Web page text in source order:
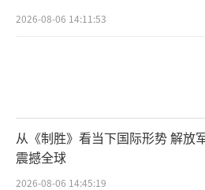
2026-08-06 14:11:53
从《制胜》看当下国际形势 解放
震撼全球
2026-08-06 14:45:19